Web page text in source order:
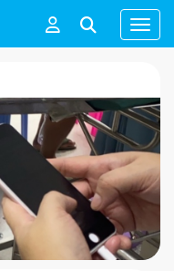
Menu